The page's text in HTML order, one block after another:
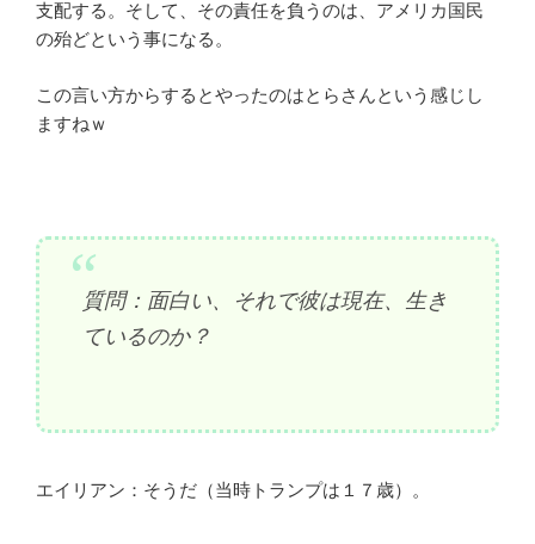
支配する。そして、その責任を負うのは、アメリカ国民
の殆どという事になる。
この言い方からするとやったのはとらさんという感じし
ますねｗ
質問：面白い、それで彼は現在、生き
ているのか？
エイリアン：そうだ（当時トランプは１７歳）。